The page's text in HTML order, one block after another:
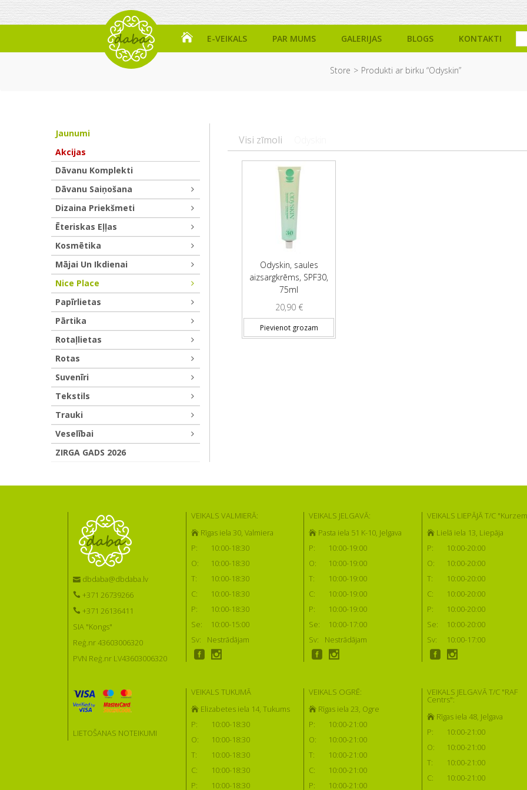
E-VEIKALS PAR MUMS GALERIJAS BLOGS KONTAKTI
Store Produkti ar birku “Odyskin”
Visi zīmoli
Odyskin, saules
aizsargkrēms, SPF30,
75ml
20,90 €
Pievienot grozam
Jaunumi
Akcijas
Dāvanu Komplekti
Dāvanu Saiņošana
Dizaina Priekšmeti
Ēteriskas Eļļas
Kosmētika
Mājai Un Ikdienai
Nice Place
Papīrlietas
Pārtika
Rotaļlietas
Rotas
Suvenīri
Tekstils
Trauki
Veselībai
ZIRGA GADS 2026
dbdaba@dbdaba.lv
+371 26739266
+371 26136411
SIA "Kongs"
Reģ.nr 43603006320
PVN Reģ.nr LV43603006320
LIETOŠANAS NOTEIKUMI
VEIKALS VALMIERĀ:
Rīgas iela 30, Valmiera
P:
10:00-18:30
O:
10:00-18:30
T:
10:00-18:30
C:
10:00-18:30
P:
10:00-18:30
Se:
10:00-15:00
Sv:
Nestrādājam
VEIKALS JELGAVĀ:
Pasta iela 51 K-10, Jelgava
P:
10:00-19:00
O:
10:00-19:00
T:
10:00-19:00
C:
10:00-19:00
P:
10:00-19:00
Se:
10:00-17:00
Sv:
Nestrādājam
VEIKALS LIEPĀJĀ T/C
Lielā iela 13, Liepāja
P:
10:00-20:00
O:
10:00-20:00
T:
10:00-20:00
C:
10:00-20:00
P:
10:00-20:00
Se:
10:00-20:00
Sv:
10:00-17:00
VEIKALS TUKUMĀ
Elizabetes iela 14, Tukums
P:
10:00-18:30
O:
10:00-18:30
T:
10:00-18:30
C:
10:00-18:30
P:
10:00-18:30
VEIKALS OGRĒ:
Rīgas iela 23, Ogre
P:
10:00-21:00
O:
10:00-21:00
T:
10:00-21:00
C:
10:00-21:00
P:
10:00-21:00
VEIKALS JELGAVĀ T/C "RAF
Centrs":
Rīgas iela 48, Jelgava
P:
10:00-21:00
O:
10:00-21:00
T:
10:00-21:00
C:
10:00-21:00